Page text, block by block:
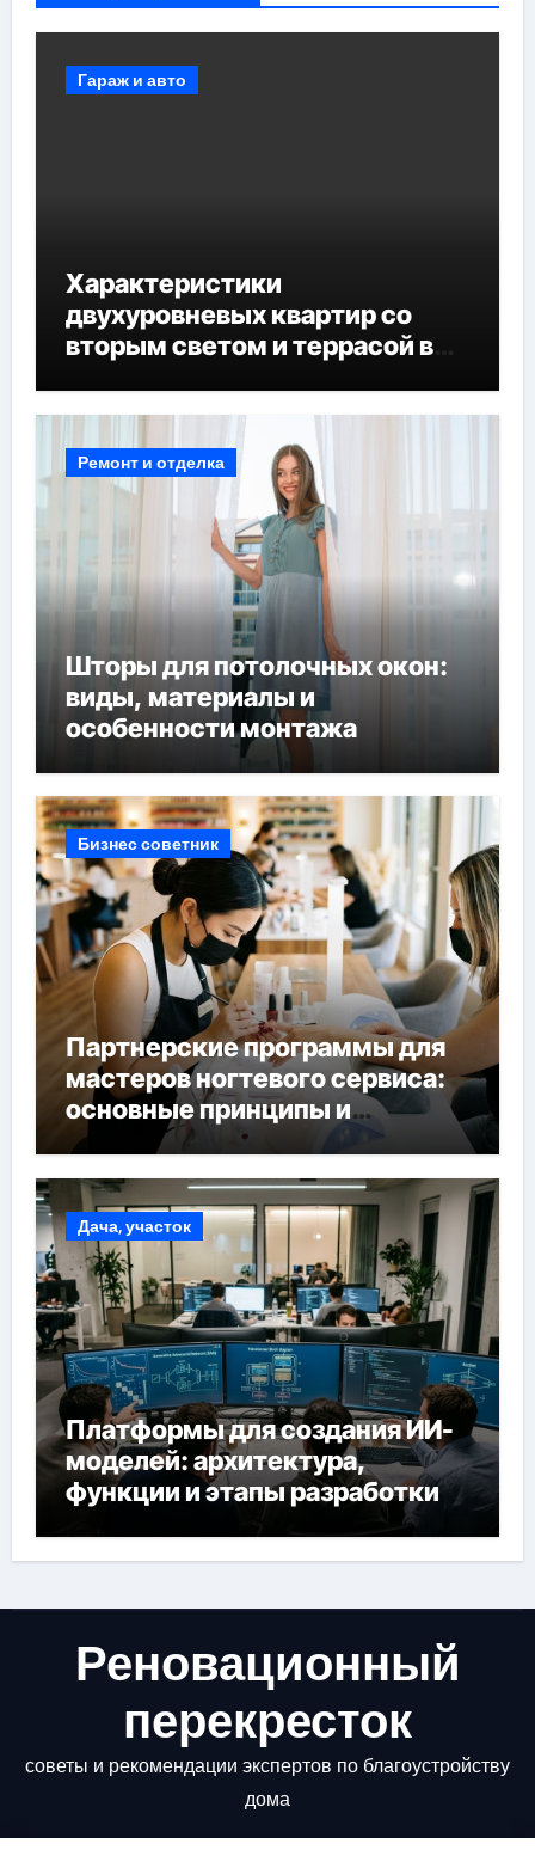
Гараж и авто
Характеристики
двухуровневых квартир со
вторым светом и террасой в
Ремонт и отделка
Шторы для потолочных окон:
виды, материалы и
особенности монтажа
Бизнес советник
Партнерские программы для
мастеров ногтевого сервиса:
основные принципы и
форматы участия
Дача, участок
Платформы для создания ИИ-
моделей: архитектура,
функции и этапы разработки
Реновационный
перекресток
советы и рекомендации экспертов по благоустройству
дома